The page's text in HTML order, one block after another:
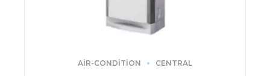
AIR-CONDITION CENTRAL